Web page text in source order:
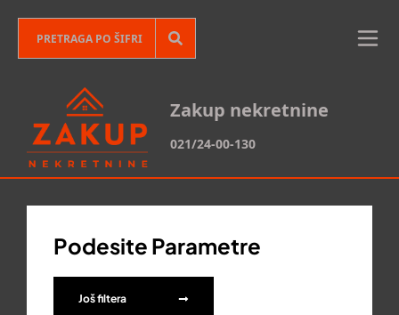
Zakup nekretnine
021/24-00-130
Podesite Parametre
Još filtera